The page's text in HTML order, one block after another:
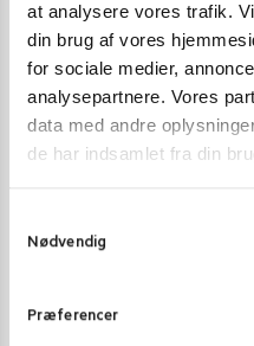
at analysere vores trafik.
din brug af vores
for sociale medier,
analysepartnere. Vores
data med andre
de har indsamlet fra din
Nødvendig
Præferencer
Gode alternativer til